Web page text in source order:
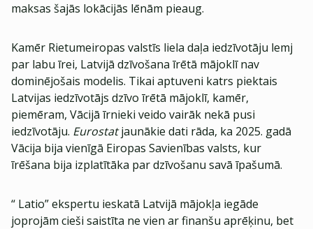
maksas šajās lokācijās lēnām pieaug.
Kamēr Rietumeiropas valstīs liela daļa iedzīvotāju lemj
par labu īrei, Latvijā dzīvošana īrētā mājoklī nav
dominējošais modelis. Tikai aptuveni katrs piektais
Latvijas iedzīvotājs dzīvo īrētā mājoklī, kamēr,
piemēram, Vācijā īrnieki veido vairāk nekā pusi
iedzīvotāju. Eurostatjaunākie dati rāda, ka 2025. gadā
Vācija bija vienīgā Eiropas Savienības valsts, kur
īrēšana bija izplatītāka par dzīvošanu savā īpašumā.
“ Latio” ekspertu ieskatā Latvijā mājokļa iegāde
joprojām cieši saistīta ne vien ar finanšu aprēķinu, bet